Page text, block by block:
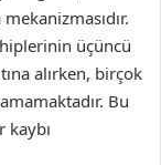
üçüncü
alırken, birçok
Bu
kaybı